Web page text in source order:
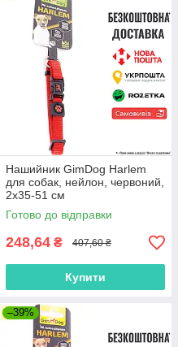
Нашийник GimDog Harlem
для собак, нейлон, червоний,
2х35-51 см
Готово до відправки
248,64 ₴ 407,60 ₴
Купити
–39%